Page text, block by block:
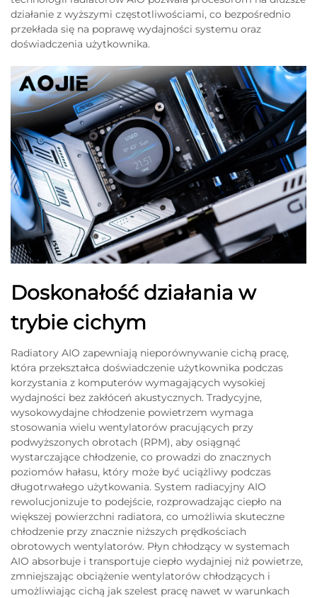
działanie z wyższymi częstotliwościami, co bezpośrednio
przekłada się na poprawę wydajności systemu oraz
doświadczenia użytkownika.
Doskonałość działania w
trybie cichym
Radiatory AIO zapewniają nieporównywanie cichą pracę,
która przekształca doświadczenie użytkownika podczas
korzystania z komputerów wymagających wysokiej
wydajności bez zakłóceń akustycznych. Tradycyjne,
wysokowydajne chłodzenie powietrzem wymaga
stosowania wielu wentylatorów pracujących przy
podwyższonych obrotach (RPM), aby osiągnąć
wystarczające chłodzenie, co prowadzi do znacznych
poziomów hałasu, który może być uciążliwy podczas
długotrwałego użytkowania. System radiacyjny AIO
rewolucjonizuje to podejście, rozprowadzając ciepło na
większej powierzchni radiatora, co umożliwia skuteczne
chłodzenie przy znacznie niższych prędkościach
obrotowych wentylatorów. Płyn chłodzący w systemach
AIO absorbuje i transportuje ciepło wydajniej niż powietrze,
zmniejszając obciążenie wentylatorów chłodzących i
umożliwiając cichą jak szelest pracę nawet w warunkach